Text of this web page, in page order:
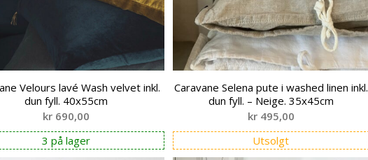
Velours lavé Wash velvet inkl.
dun fyll. 40x55cm
kr 690,00
3 på lager
Caravane Selena pute i washed linen inkl.
dun fyll. – Neige. 35x45cm
kr495,00
Utsolgt